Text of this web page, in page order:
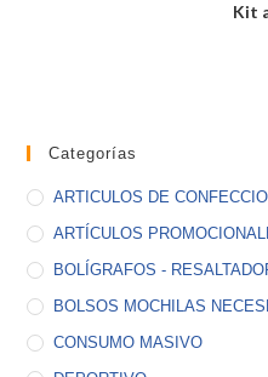
Kit
Categorías
ARTICULOS DE
ARTÍCULOS
BOLÍGRAFOS -
BOLSOS MOCHILAS
CONSUMO MASIVO